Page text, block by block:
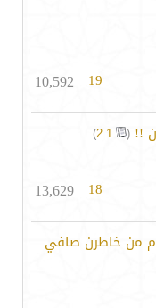
19
10,592
!!
(
1
2
)
18
13,629
من خاطرن صافي